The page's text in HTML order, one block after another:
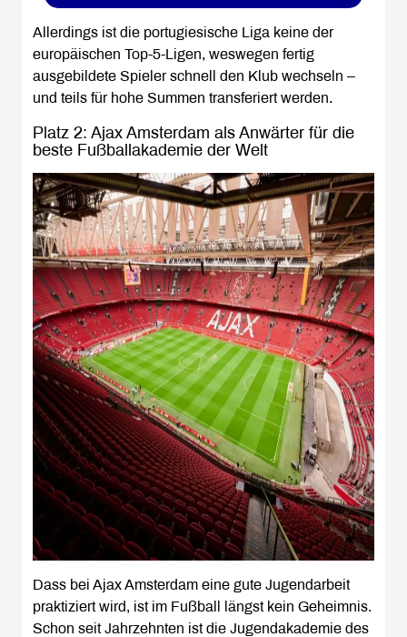
Allerdings ist die portugiesische Liga keine der
europäischen Top-5-Ligen, weswegen fertig
ausgebildete Spieler schnell den Klub wechseln –
und teils für hohe Summen transferiert werden.
Platz 2: Ajax Amsterdam als Anwärter für die
beste Fußballakademie der Welt
Dass bei Ajax Amsterdam eine gute Jugendarbeit
praktiziert wird, ist im Fußball längst kein Geheimnis.
Schon seit Jahrzehnten ist die Jugendakademie des